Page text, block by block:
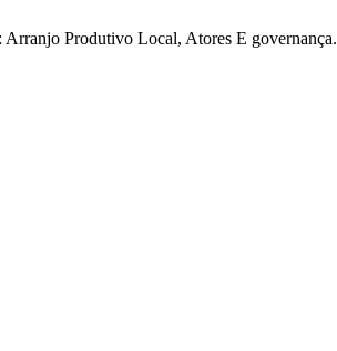
Produtivo Local, Atores E governança.